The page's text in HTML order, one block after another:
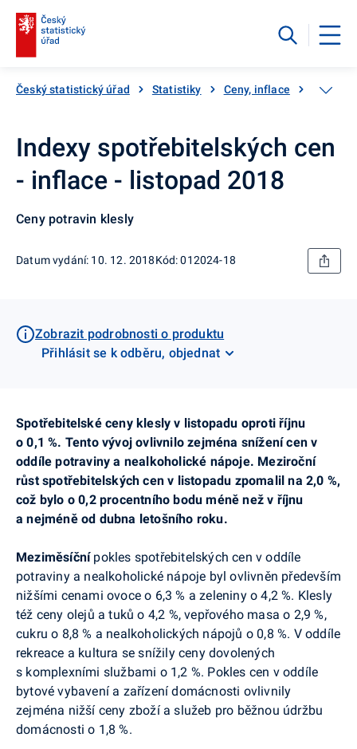
Český statistický úřad Statistiky Ceny, inflace
Indexy spotřebitelských cen
- inflace - listopad 2018
Ceny potravin klesly
Datum vydání: 10. 12. 2018Kód: 012024-18
Zobrazit podrobnosti o produktu
Přihlásit se k odběru, objednat
Spotřebitelské ceny klesly v listopadu oproti říjnu
o 0,1 %. Tento vývoj ovlivnilo zejména snížení cen v
oddíle potraviny a nealkoholické nápoje. Meziroční
růst spotřebitelských cen v listopadu zpomalil na 2,0 %,
což bylo o 0,2 procentního bodu méně než v říjnu
a nejméně od dubna letošního roku.
Meziměsíční pokles spotřebitelských cen v oddíle
potraviny a nealkoholické nápoje byl ovlivněn především
nižšími cenami ovoce o 6,3 % a zeleniny o 4,2 %. Klesly
též ceny olejů a tuků o 4,2 %, vepřového masa o 2,9 %,
cukru o 8,8 % a nealkoholických nápojů o 0,8 %. V oddíle
rekreace a kultura se snížily ceny dovolených
s komplexními službami o 1,2 %. Pokles cen v oddíle
bytové vybavení a zařízení domácnosti ovlivnily
zejména nižší ceny zboží a služeb pro běžnou údržbu
domácnosti o 1,8 %.